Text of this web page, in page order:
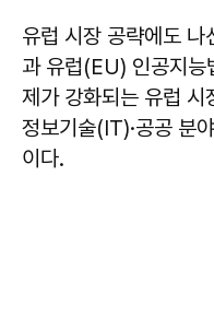
유럽 시장 공략에도
과 유럽(EU) 인공지
제가 강화되는 유럽 시
정보기술(IT)·공공 분
이다.